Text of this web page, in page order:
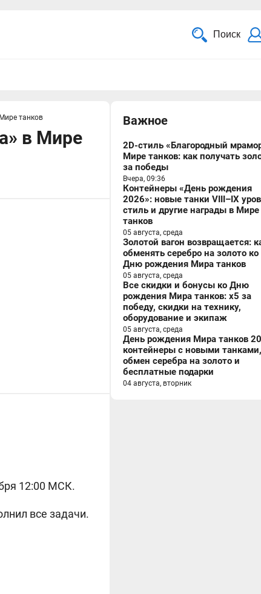
Поиск
танков
в Мире
12:00 МСК.
все задачи.
Важное
2D-стиль «Благородный
Мире танков: как получать
за победы
Вчера, 09:36
Контейнеры «День рождения
2026»: новые танки VIII–IX
стиль и другие награды в Мире
танков
05 августа, среда
Золотой вагон возвращается:
обменять серебро на золото ко
Дню рождения Мира танков
05 августа, среда
Все скидки и бонусы ко Дню
рождения Мира танков: x5 за
победу, скидки на технику,
оборудование и экипаж
05 августа, среда
День рождения Мира танков
контейнеры с новыми танками,
обмен серебра на золото и
бесплатные подарки
04 августа, вторник